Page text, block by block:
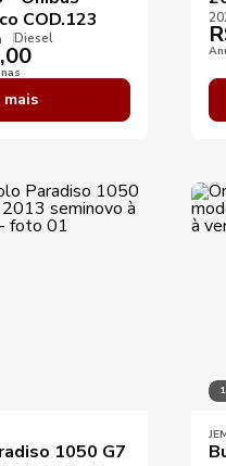
COD.123
Diesel
mais
1050 G7